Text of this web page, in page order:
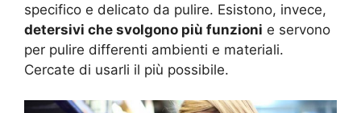
specifico e delicato da pulire. Esistono, invece,
detersivi che svolgono più funzioni e servono
per pulire differenti ambienti e materiali.
Cercate di usarli il più possibile.